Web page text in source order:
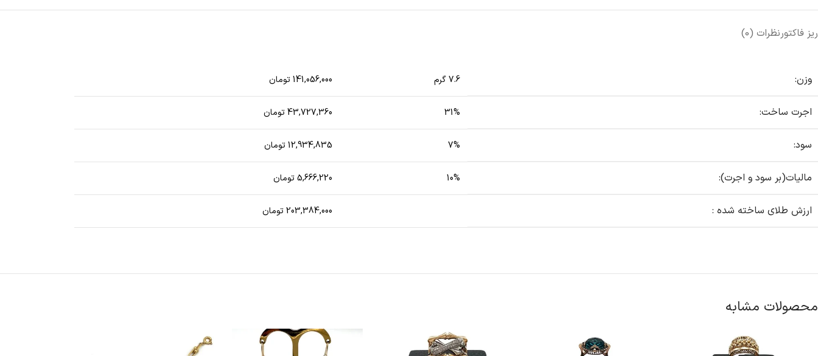
ریز فاکتورنظرات (0)
وزن: 7.6 گرم 141,056,000 تومان
اجرت ساخت: 31% 43,727,360 تومان
سود: 7% 12,934,835 تومان
مالیات(بر سود و اجرت): 10% 5,666,220 تومان
ارزش طلای ساخته شده : 203,384,000 تومان
محصولات مشابه